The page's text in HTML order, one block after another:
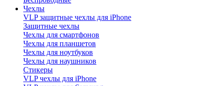
Чехлы
VLP защитные чехлы для iPhone
Защитные чехлы
Чехлы для смартфонов
Чехлы для планшетов
Чехлы для ноутбуков
Чехлы для наушников
Стикеры
VLP чехлы для iPhone